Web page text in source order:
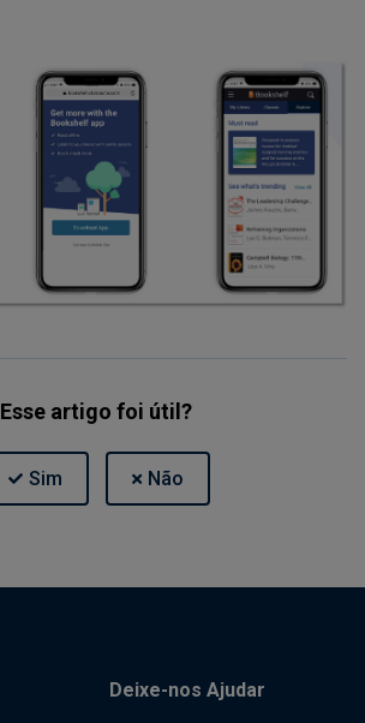
Esse artigo foi útil?
Deixe-nos Ajudar